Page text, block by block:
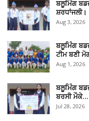
ਬਲੂਮਿੰਗ
ਸ਼ਰਧਾਂਜਲੀ।
Aug 3, 2026
ਬਲੂਮਿੰਗ
ਟੀਮ ਬਣੀ
Aug 1, 2026
ਬਲੂਮਿੰਗ
ਬਰਸੀ ਮੌਕੇ…
Jul 28, 2026